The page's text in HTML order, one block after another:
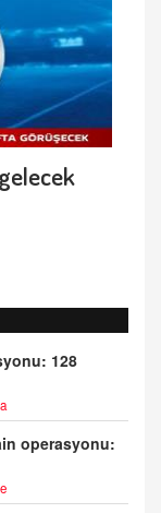
128
operasyonu: